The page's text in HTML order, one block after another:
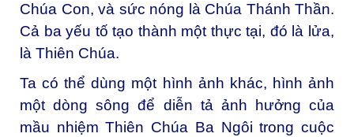
Chúa Con, và sức nóng là Chúa Thánh Thần.
Cả ba yếu tố tạo thành một thực tại, đó là lửa,
là Thiên Chúa.
Ta có thể dùng một hình ảnh khác, hình ảnh
một dòng sông để diễn tả ảnh hưởng của
mầu nhiệm Thiên Chúa Ba Ngôi trong cuộc